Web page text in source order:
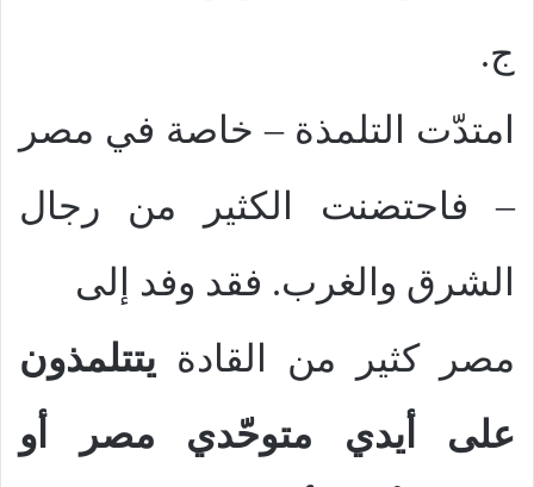
ج.
امتدّت التلمذة – خاصة في مصر
– فاحتضنت الكثير من رجال
الشرق والغرب. فقد وفد إلى
مصر كثير من القادة يتتلمذون
على أيدي متوحّدي مصر أو